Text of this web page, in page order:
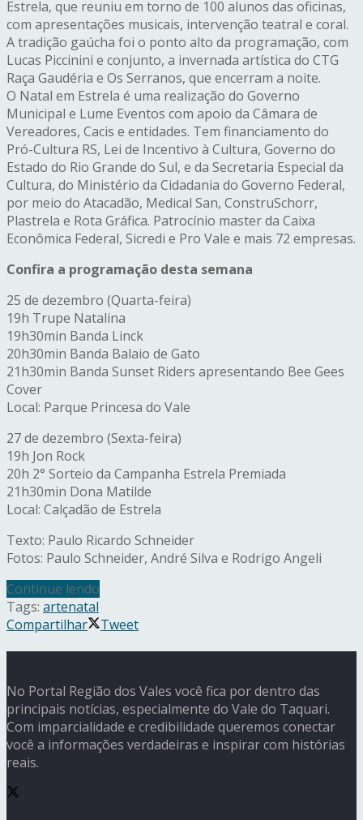
Estrela, que reuniu em torno de 100 alunos das oficinas,
com apresentações musicais, intervenção teatral e coral.
A tradição gaúcha foi o ponto alto da programação, com
Lucas Piccinini e conjunto, a invernada artística do CTG
Raça Gaudéria e Os Serranos, que encerram a noite.
O Natal em Estrela é uma realização do Governo
Municipal e Lume Eventos com apoio da Câmara de
Vereadores, Cacis e entidades. Tem financiamento do
Pró-Cultura RS, Lei de Incentivo à Cultura, Governo do
Estado do Rio Grande do Sul, e da Secretaria Especial da
Cultura, do Ministério da Cidadania do Governo Federal,
por meio do Atacadão, Medical San, ConstruSchorr,
Plastrela e Rota Gráfica. Patrocínio master da Caixa
Econômica Federal, Sicredi e Pro Vale e mais 72 empresas.
Confira a programação desta semana
25 de dezembro (Quarta-feira)
19h Trupe Natalina
19h30min Banda Linck
20h30min Banda Balaio de Gato
21h30min Banda Sunset Riders apresentando Bee Gees
Cover
Local: Parque Princesa do Vale
27 de dezembro (Sexta-feira)
19h Jon Rock
20h 2° Sorteio da Campanha Estrela Premiada
21h30min Dona Matilde
Local: Calçadão de Estrela
Texto: Paulo Ricardo Schneider
Fotos: Paulo Schneider, André Silva e Rodrigo Angeli
Continue lendo
Tags: artenatal
Compartilhar
Tweet
No Portal Região dos Vales você fica por dentro das
principais notícias, especialmente do Vale do Taquari.
Com imparcialidade e credibilidade queremos conectar
você a informações verdadeiras e inspirar com histórias
reais.